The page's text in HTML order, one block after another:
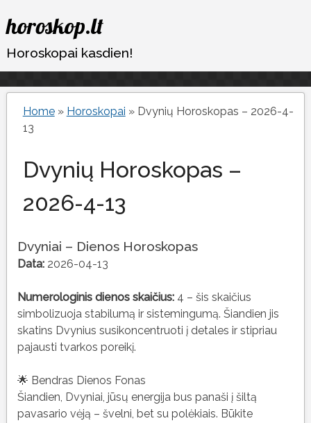
Eiti
prie
turinio
horoskop.lt
Horoskopai kasdien!
Home» Horoskopai » Dvynių Horoskopas – 2026-4-
13
Dvynių Horoskopas –
2026-4-13
Dvyniai – Dienos Horoskopas
Data:2026-04-13
Numerologinis dienos skaičius:4 – šis skaičius
simbolizuoja stabilumą ir sistemingumą. Šiandien jis
skatins Dvynius susikoncentruoti į detales ir stipriau
pajausti tvarkos poreikį.
🌟 Bendras Dienos Fonas
Šiandien, Dvyniai, jūsų energija bus panaši į šiltą
pavasario vėją – švelni, bet su polėkiais. Būkite